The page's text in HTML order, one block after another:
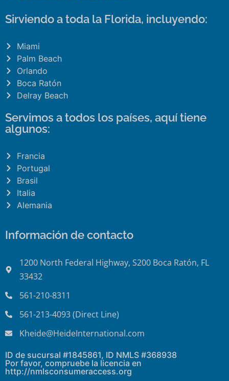
Sirviendo a toda la Florida, incluyendo:
Miami
Palm Beach
Orlando
Boca Ratón
Delray Beach
Servimos a todos los países, aquí tiene
algunos:
Francia
Portugal
Brasil
Italia
Alemania
Información de contacto
1200 North Federal Highway, S200 Boca Ratón, FL
33432
561-210-8311
561-213-4093 (Direct Line)
Kheide@HeideInternational.com
ID de sucursal #1845861, ID NMLS #368938
Por favor, compruebe la licencia en
http://nmlsconsumeraccess.org